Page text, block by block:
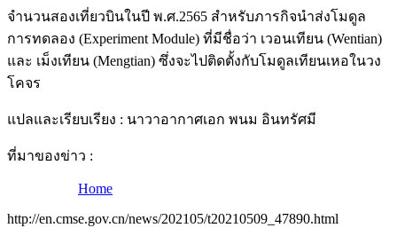
จำนวนสองเที่ยวบินในปี พ.ศ.2565 สำหรับภารกิจนำส่งโมดูล
การทดลอง (Experiment Module) ที่มีชื่อว่า เวอนเทียน (Wentian)
และ เม็งเทียน (Mengtian) ซึ่งจะไปติดตั้งกับโมดูลเทียนเหอในวง
โคจร
แปลและเรียบเรียง : นาวาอากาศเอก พนม อินทรัศมี
ที่มาของข่าว :
Home
http://en.cmse.gov.cn/news/202105/t20210509_47890.html